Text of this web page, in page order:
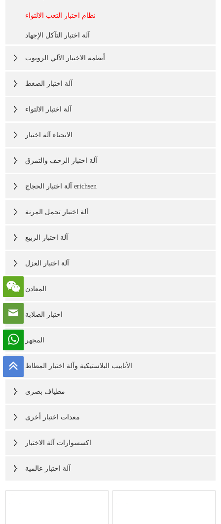
نظام اختبار التعب الالتواء
آلة اختبار التآكل الإجهاد
أنظمة الاختبار الآلي الروبوت
آلة اختبار الضغط
آلة اختبار الالتواء
الانحناء آلة اختبار
آلة اختبار الزحف والتمزق
آلة اختبار الحجاج erichsen
آلة اختبار تحمل المرنة
آلة اختبار الربيع
آلة اختبار العزل
المعادن
اختبار الصلابة
المجهر
الأنابيب البلاستيكية وآلة اختبار المطاط
مطياف بصري
معدات اختبار أخرى
اكسسوارات آلة الاختبار
آلة اختبار عالمية